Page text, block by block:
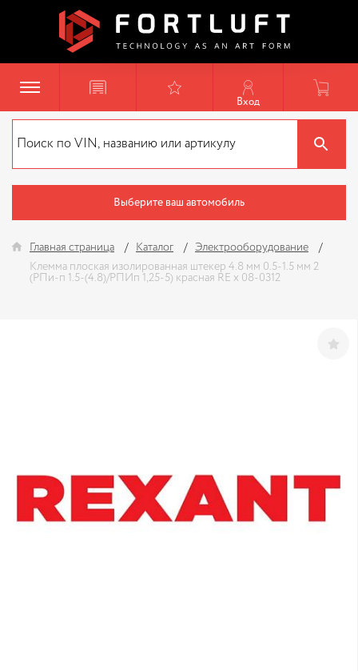
Вход
Выберите ваш автомобиль
Главная страница Каталог
Электрооборудование
Клемма плоская изолированная штекер 4.8 мм 0.5-1.5 мм 2
(РПи-п 1.5-(4.8)/РПИп 1,25-5) красная RE x 08-0312